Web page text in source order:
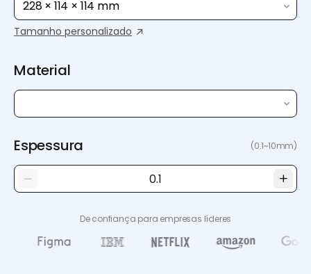
228 × 114 × 114 mm
Tamanho personalizado
Material
Espessura (0.1~10mm)
De confiança para empresas líderes